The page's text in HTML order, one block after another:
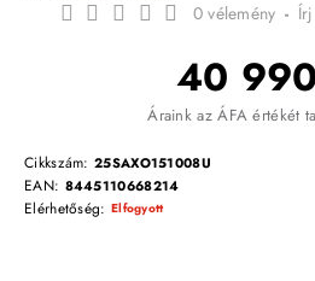
0 vélemény -
40
Áraink az ÁFA értékét
Cikkszám: 25SAXO151008U
EAN: 8445110668214
Elérhetőség: Elfogyott